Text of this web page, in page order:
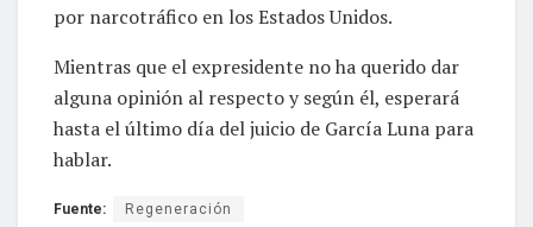
por narcotráfico en los Estados Unidos.
Mientras que el expresidente no ha querido dar
alguna opinión al respecto y según él, esperará
hasta el último día del juicio de García Luna para
hablar.
Fuente: Regeneración